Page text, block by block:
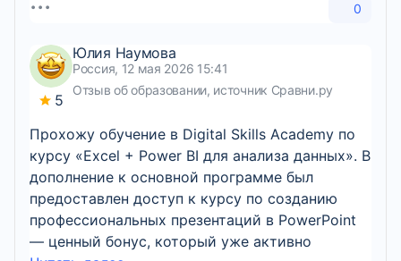
0
5
Юлия Наумова
Россия, 12 мая 2026 15:41
Отзыв об образовании, источник Сравни.ру
Прохожу обучение в Digital Skills Academy по
курсу «Excel + Power BI для анализа данных». В
дополнение к основной программе был
предоставлен доступ к курсу по созданию
профессиональных презентаций в PowerPoint
— ценный бонус, который уже активно